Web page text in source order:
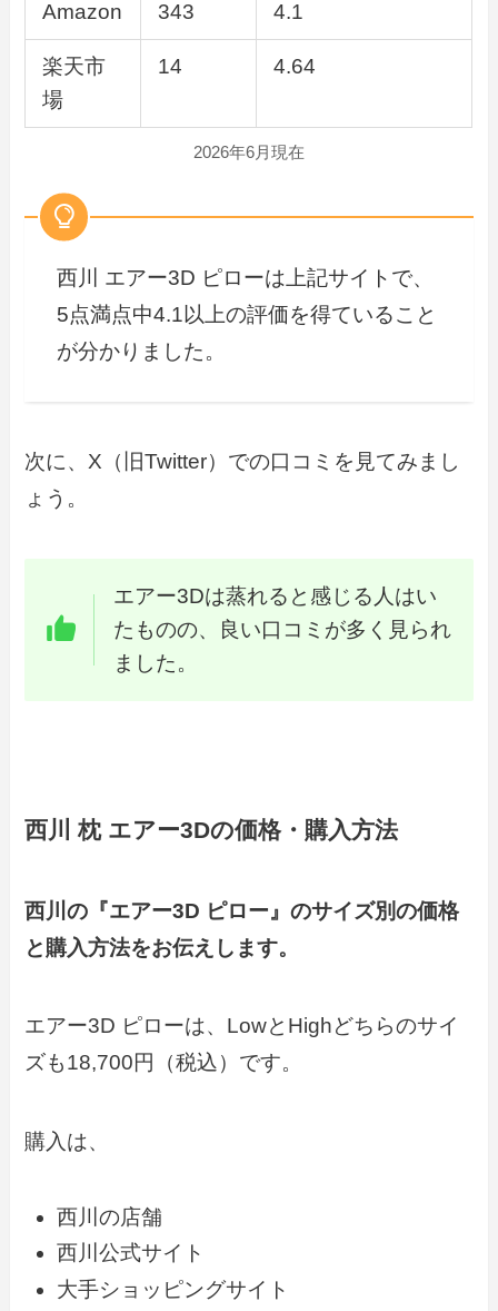
Amazon 343 4.1
楽天市
場
14 4.64
2026年6月現在
西川 エアー3D ピローは上記サイトで、
5点満点中4.1以上の評価を得ていること
が分かりました。
次に、X（旧Twitter）での口コミを見てみまし
ょう。
エアー3Dは蒸れると感じる人はい
たものの、良い口コミが多く見られ
ました。
西川 枕 エアー3Dの価格・購入方法
西川の『エアー3D ピロー』のサイズ別の価格
と購入方法をお伝えします。
エアー3D ピローは、LowとHighどちらのサイ
ズも18,700円（税込）です。
購入は、
西川の店舗
西川公式サイト
大手ショッピングサイト